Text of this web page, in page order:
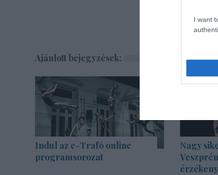
I want
Ajánlott bejegyzések:
Indul az e-Trafó online
programsorozat
Nagy